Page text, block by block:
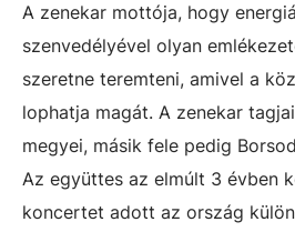
A zenekar mottója, hogy
szenvedélyével olyan
szeretne teremteni, amivel a
lophatja magát. A zenekar
megyei, másik fele pedig
Az együttes az elmúlt 3 évben
koncertet adott az ország